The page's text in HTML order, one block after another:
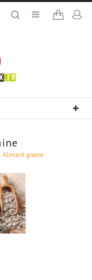
Aliment graine